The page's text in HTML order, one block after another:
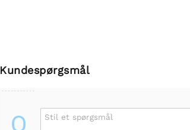
Kundespørgsmål
Stil et spørgsmål